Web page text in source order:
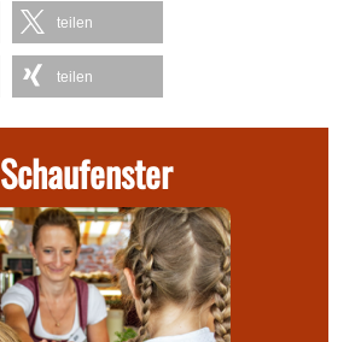
teilen
teilen
Schaufenster